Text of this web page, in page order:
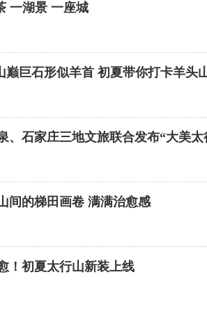
一湖景 一座城
巅巨石形似羊首 初夏带你打卡羊头
、石家庄三地文旅联合发布“大美太
间的梯田画卷 满满治愈感
！初夏太行山新装上线